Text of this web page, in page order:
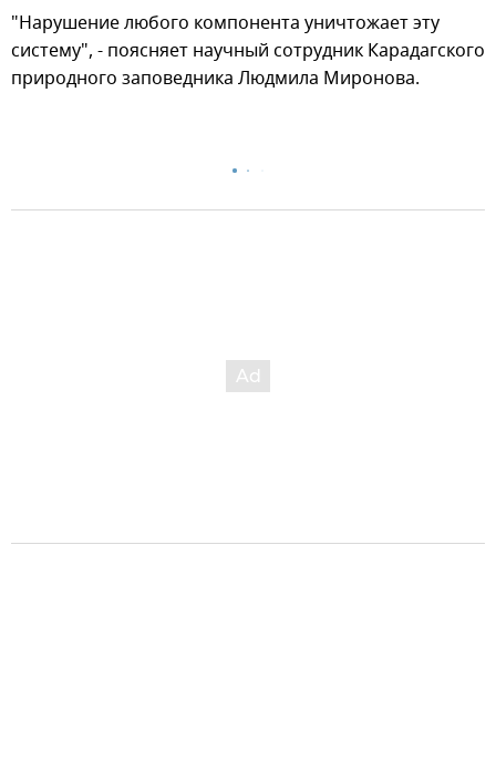
"Нарушение любого компонента уничтожает эту
систему", - поясняет научный сотрудник Карадагского
природного заповедника Людмила Миронова.